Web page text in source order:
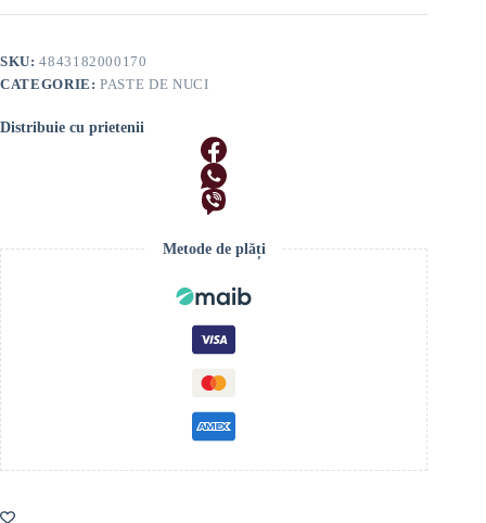
și
SKU:4843182000170
CATEGORIE:PASTE DE NUCI
Distribuie cu prietenii
Metode de plăți